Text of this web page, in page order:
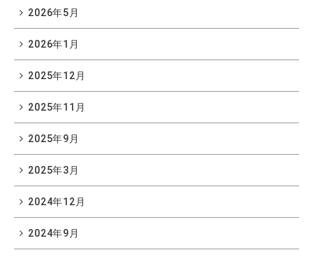
2026年5月
2026年1月
2025年12月
2025年11月
2025年9月
2025年3月
2024年12月
2024年9月